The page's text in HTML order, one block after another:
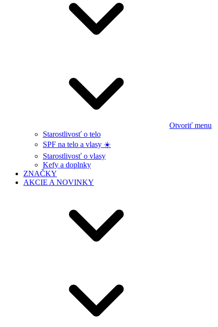
Otvoriť menu
Starostlivosť o telo
SPF na telo a vlasy ☀️
Starostlivosť o vlasy
Kefy a doplnky
ZNAČKY
AKCIE A NOVINKY